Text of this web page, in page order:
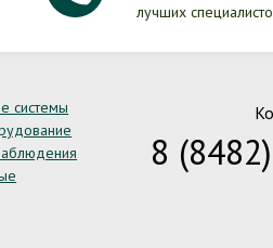
лучших
системы
8